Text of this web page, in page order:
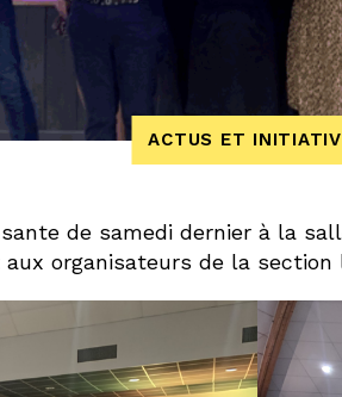
ACTUS ET
de samedi dernier à la
organisateurs de la section